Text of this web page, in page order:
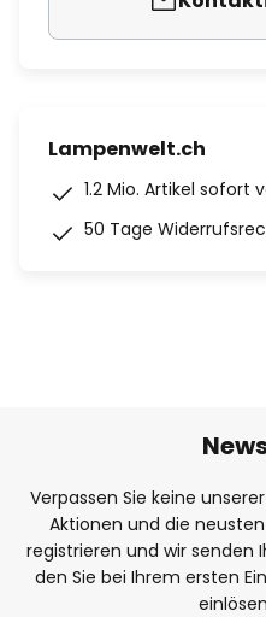
Lampenwelt.ch
1.2 Mio. Artikel sofort
50 Tage
Verpassen Sie keine
Aktionen und die
registrieren und wir senden
den Sie bei Ihrem ersten